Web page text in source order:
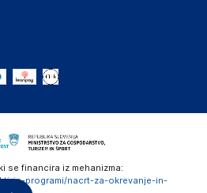
se financira iz mehanizma:
in-programi/nacrt-za-okrevanje-in-